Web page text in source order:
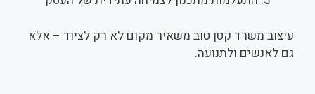
עיצוב משרד קטן טוב משאיר מקום לא רק לציוד – אלא
גם לאנשים ולתנועה.